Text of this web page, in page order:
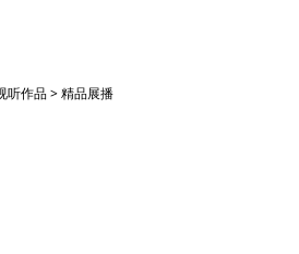
听作品>精品展播